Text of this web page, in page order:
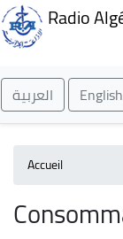
Radio
العربية English
Accueil